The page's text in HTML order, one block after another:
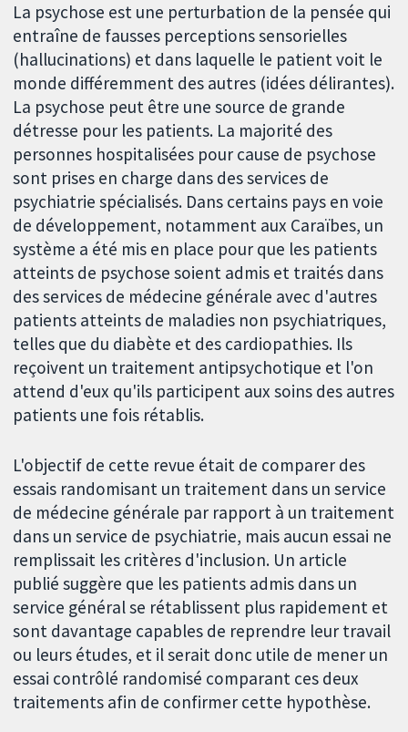
La psychose est une perturbation de la pensée qui
entraîne de fausses perceptions sensorielles
(hallucinations) et dans laquelle le patient voit le
monde différemment des autres (idées délirantes).
La psychose peut être une source de grande
détresse pour les patients. La majorité des
personnes hospitalisées pour cause de psychose
sont prises en charge dans des services de
psychiatrie spécialisés. Dans certains pays en voie
de développement, notamment aux Caraïbes, un
système a été mis en place pour que les patients
atteints de psychose soient admis et traités dans
des services de médecine générale avec d'autres
patients atteints de maladies non psychiatriques,
telles que du diabète et des cardiopathies. Ils
reçoivent un traitement antipsychotique et l'on
attend d'eux qu'ils participent aux soins des autres
patients une fois rétablis.
L'objectif de cette revue était de comparer des
essais randomisant un traitement dans un service
de médecine générale par rapport à un traitement
dans un service de psychiatrie, mais aucun essai ne
remplissait les critères d'inclusion. Un article
publié suggère que les patients admis dans un
service général se rétablissent plus rapidement et
sont davantage capables de reprendre leur travail
ou leurs études, et il serait donc utile de mener un
essai contrôlé randomisé comparant ces deux
traitements afin de confirmer cette hypothèse.